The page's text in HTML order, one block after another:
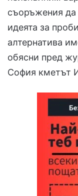
съоръжения да
идеята за
алтернатива
обясни пред
София кметът